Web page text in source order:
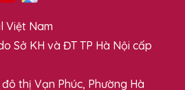
Việt Nam
Sở KH và ĐT TP Hà Nội cấp
thị Vạn Phúc, Phường Hà